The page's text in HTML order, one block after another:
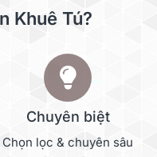
Khuê Tú?
Chuyên biệt
Chọn lọc & chuyên sâu